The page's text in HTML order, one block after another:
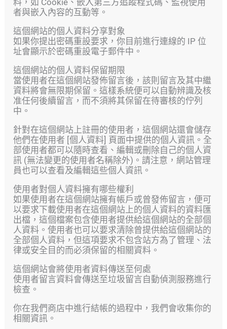
料，如 Cookie、嵌入第三方追蹤程式碼、監視使用
者與嵌入內容的互動等。
這個網站的個人資料分享對象
如果你提出密碼重設要求，你目前進行連線的 IP 位
址會顯示於密碼重設電子郵件中。
這個網站的個人資料保留期限
當使用者在這個網站發佈留言後，該則留言及其中繼
資料將會無限期保留。這樣系統便可以自動辨識及核
准任何後續留言，而不須將其保留在待審核的佇列
中。
針對在這個網站上註冊的使用者，這個網站還會儲存
他們在使用者 [個人資料] 頁面中提供的個人資訊。全
部使用者都可以隨時查看、編輯或刪除自己的個人資
訊 (無法變更的使用者名稱除外)。請注意，網站管理
員也可以查看及編輯這些個人資訊。
使用者對個人資料擁有哪些權利
如果使用者在這個網站擁有帳戶或曾發佈留言，便可
以要求下載使用者在這個網站上的個人資料的資料匯
出檔，這個檔案包含使用者提供給這個網站的全部個
人資料。使用者也可以要求清除曾提供給這個網站的
全部個人資料，但這項要求不包含站方為了管理、法
律或安全目的而必須保留的相關資料。
這個網站會將使用者資料傳送至何處
使用者留言資料會傳送至垃圾留言自動偵測服務進行
檢查。
你在我們商店中進行結帳的過程中，我們會收集你的
相關資訊。